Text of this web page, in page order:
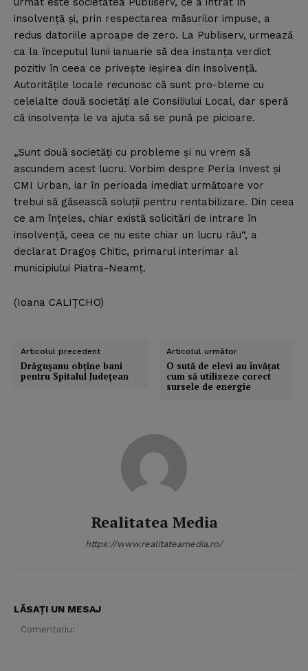
insolvenţă şi, prin respectarea măsurilor impuse, a
redus datoriile aproape de zero. La Publiserv, urmează
ca la începutul lunii ianuarie să dea instanţa verdict
pozitiv în ceea ce priveşte ieşirea din insolvenţă.
Autorităţile locale recunosc că sunt pro-bleme cu
celelalte două societăţi ale Consiliului Local, dar speră
că insolvenţa le va ajuta să se pună pe picioare.
„Sunt două societăţi cu probleme şi nu vrem să
ascundem acest lucru. Vorbim despre Perla Invest şi
CMI Urban, iar în perioada imediat următoare vor
trebui să găsească soluţii pentru rentabilizare. Din ceea
ce am înţeles, chiar există solicitări de intrare în
insolvenţă, ceea ce nu este chiar un lucru rău“, a
declarat Dragoş Chitic, primarul interimar al
municipiului Piatra-Neamţ.
(Ioana CALIŢCHO)
Articolul precedent
Drăguşanu obţine bani
pentru Spitalul Judeţean
Articolul următor
O sută de elevi au învăţat
cum să utilizeze corect
sursele de energie
Realitatea Media
https://www.realitateamedia.ro/
LĂSAȚI UN MESAJ